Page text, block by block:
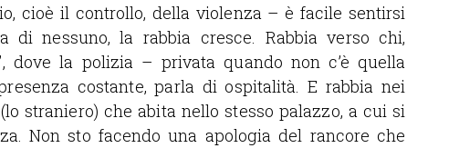
cioè il controllo, della violenza – è facile sentirsi
di nessuno, la rabbia cresce. Rabbia verso chi,
dove la polizia – privata quando non c’è quella
costante, parla di ospitalità. E rabbia nei
straniero) che abita nello stesso palazzo, a cui si
Non sto facendo una apologia del rancore che